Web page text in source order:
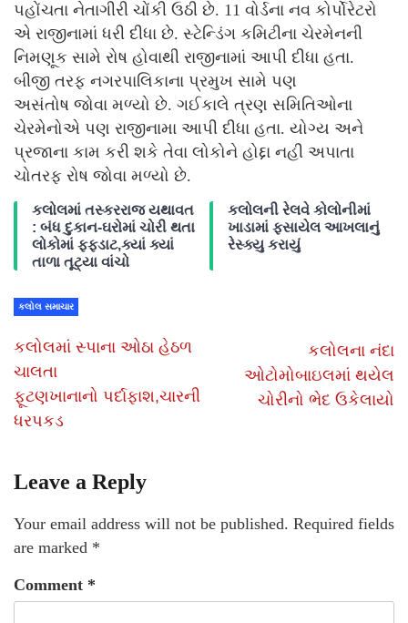
પહોંચતા નેતાગીરી ચોંકી ઉઠી છે. 11 વોર્ડના નવ કોર્પોરેટરો
એ રાજીનામાં ધરી દીધા છે. સ્ટેન્ડિંગ કમિટીના ચેરમેનની
નિમણૂક સામે રોષ હોવાથી રાજીનામાં આપી દીધા હતા.
બીજી તરફ નગરપાલિકાના પ્રમુખ સામે પણ
અસંતોષ જોવા મળ્યો છે. ગઈકાલે ત્રણ સમિતિઓના
ચેરમેનોએ પણ રાજીનામા આપી દીધા હતા. યોગ્ય અને
પ્રજાના કામ કરી શકે તેવા લોકોને હોદ્દા નહી અપાતા
ચોતરફ રોષ જોવા મળ્યો છે.
કલોલમાં તસ્કરરાજ યથાવત
: બંધ દુકાન-ઘરોમાં ચોરી થતા
લોકોમાં ફફડાટ,ક્યાં ક્યાં
તાળા તૂટ્યા વાંચો
કલોલની રેલવે કોલોનીમાં
ખાડામાં ફસાયેલ આખલાનું
રેસ્ક્યુ કરાયું
કલોલ સમાચાર
કલોલમાં સ્પાના ઓઠા હેઠળ
ચાલતા
ફૂટણખાનાનો પર્દાફાશ,ચારની
ધરપકડ
કલોલના નંદા
ઓટોમોબાઇલમાં થયેલ
ચોરીનો ભેદ ઉકેલાયો
Leave a Reply
Your email address will not be published. Required fields
are marked *
Comment *